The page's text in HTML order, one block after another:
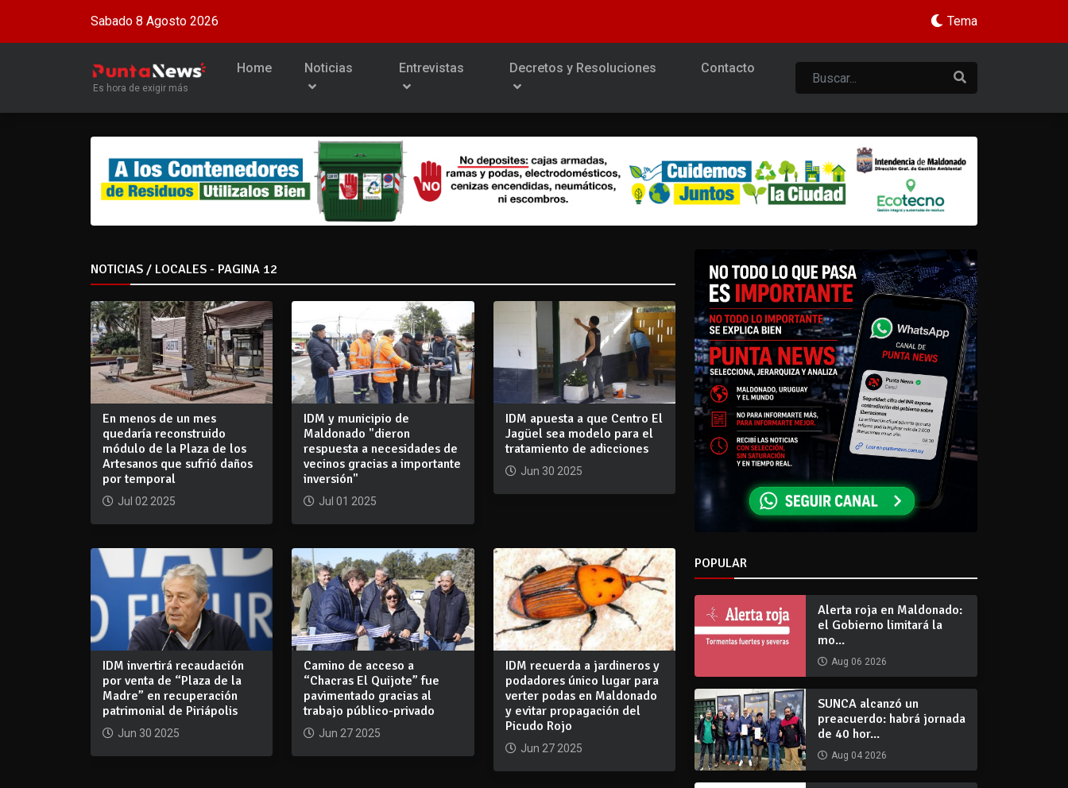
Sabado 8 Agosto 2026 Tema
Es hora de exigir más
Home Noticias Entrevistas Decretos y Resoluciones Contacto
NOTICIAS / LOCALES - PAGINA 12
En menos de un mes
quedaría reconstruido
módulo de la Plaza de los
Artesanos que sufrió daños
por temporal
Jul 02 2025
IDM y municipio de
Maldonado "dieron
respuesta a necesidades de
vecinos gracias a importante
inversión"
Jul 01 2025
IDM apuesta a que Centro El
Jagüel sea modelo para el
tratamiento de adicciones
Jun 30 2025
IDM invertirá recaudación
por venta de “Plaza de la
Madre” en recuperación
patrimonial de Piriápolis
Jun 30 2025
Camino de acceso a
“Chacras El Quijote” fue
pavimentado gracias al
trabajo público-privado
Jun 27 2025
IDM recuerda a jardineros y
podadores único lugar para
verter podas en Maldonado
y evitar propagación del
Picudo Rojo
Jun 27 2025
POPULAR
Alerta roja en Maldonado:
el Gobierno limitará la
mo...
Aug 06 2026
SUNCA alcanzó un
preacuerdo: habrá jornada
de 40 hor...
Aug 04 2026